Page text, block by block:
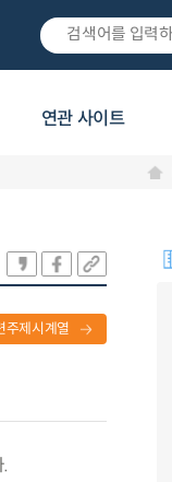
연관 사이트
주제시계열